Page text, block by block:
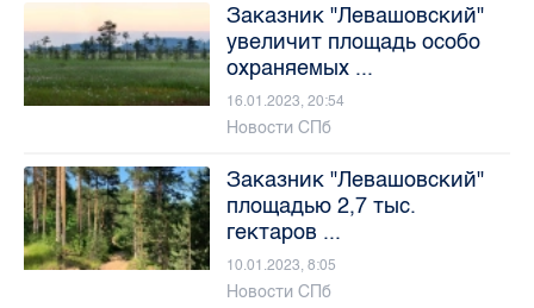
Заказник "Левашовский"
увеличит площадь особо
охраняемых ...
16.01.2023, 20:54
Новости СПб
Заказник "Левашовский"
площадью 2,7 тыс.
гектаров ...
10.01.2023, 8:05
Новости СПб